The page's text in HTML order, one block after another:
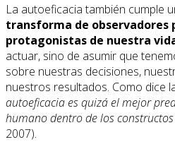
La autoeficacia también cumple
transforma de observadores
protagonistas de nuestra
actuar, sino de asumir que
sobre nuestras decisiones,
nuestros resultados. Como dice
autoeficacia es quizá el mejor
humano dentro de los
2007).